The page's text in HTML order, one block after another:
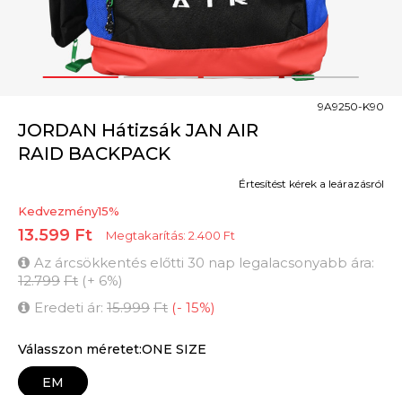
1 2 3 4
JORDAN Hátizsák JAN AIR
RAID BACKPACK
9A9250-K90
Kedvezmény15%
13.599 Ft Megtakarítás: 2.400 Ft
Az árcsökkentés előtti 30 nap legalacsonyabb ára:
12.799 Ft (+ 6%)
Eredeti ár: 15.999 Ft (- 15%)
Értesítést kérek a leárazásról
Válasszon méretet:ONE SIZE
EM